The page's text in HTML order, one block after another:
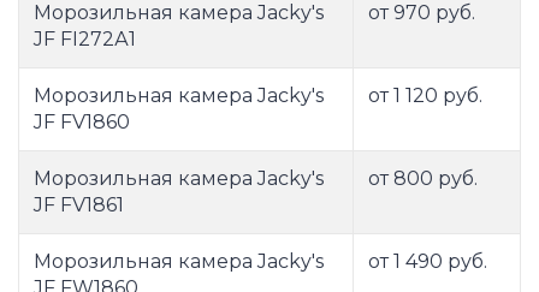
Морозильная камера Jacky's
JF FI272А1
от 970 руб.
Морозильная камера Jacky's
JF FV1860
от 1 120 руб.
Морозильная камера Jacky's
JF FV1861
от 800 руб.
Морозильная камера Jacky's
от 1 490 руб.